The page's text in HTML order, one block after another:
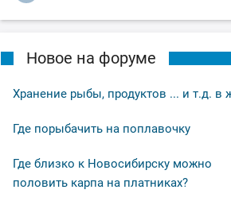
Новое на форуме
Хранение рыбы, продуктов ... и т.д. в
Где порыбачить на поплавочку
Где близко к Новосибирску можно
половить карпа на платниках?